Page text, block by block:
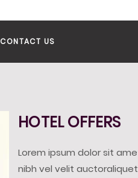
CONTACT US
HOTEL OFFERS
Lorem ipsum dolor sit
nibh vel velit